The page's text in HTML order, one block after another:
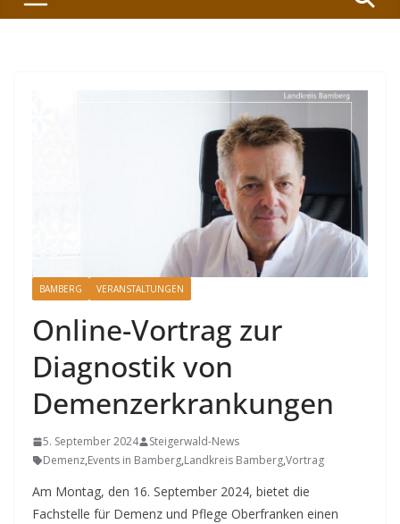
BAMBERG VERANSTALTUNGEN
Online-Vortrag zur
Diagnostik von
Demenzerkrankungen
5. September 2024
Steigerwald-News
Demenz,Events in Bamberg,Landkreis Bamberg,Vortrag
Am Montag, den 16. September 2024, bietet die
Fachstelle für Demenz und Pflege Oberfranken einen